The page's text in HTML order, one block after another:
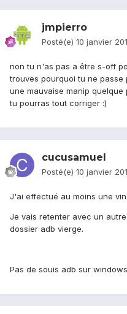
jmpierro
Posté(e) 10 janvier
non tu n'as pas a être s-off
trouves pourquoi tu ne
une mauvaise manip
tu pourras tout corriger :)
cucusamuel
Posté(e) 10 janvier
J'ai effectué au moins une
Je vais retenter avec un
dossier adb vierge.
Pas de souis adb sur